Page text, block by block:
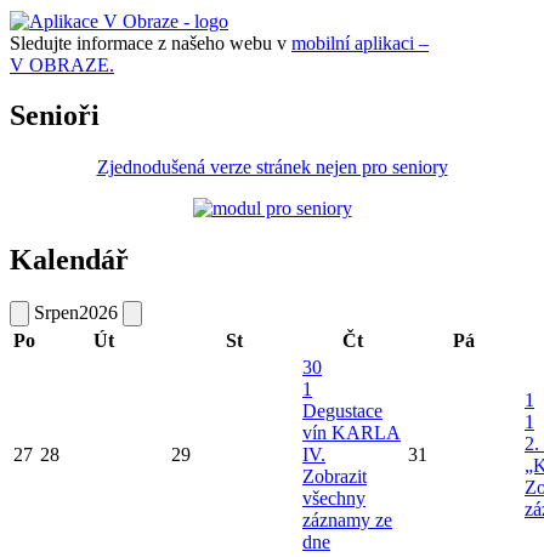
Sledujte informace z našeho webu v mobilní aplikaci –
V OBRAZE.
Senioři
Zjednodušená verze stránek nejen pro seniory
Kalendář
Srpen2026
Po
Út St Čt Pá
27 28 29
30
1
Degustace
vín KARLA
IV.
Zobrazit
všechny
záznamy ze
dne
31
1
1
2.